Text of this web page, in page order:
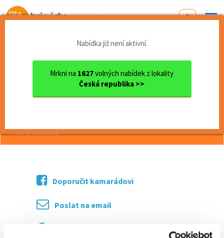
Od první brigády
Nabídka již není aktivní.
Mrkni na 1627volných nabídek z lokality
Česká republika >>
Olomoucký kraj
okres Olomouc
Olomouc
Test - prosím nereagujte
Test - prosím nereagujte
více o nabídce >>
Doporučit kamarádovi
Poslat na email